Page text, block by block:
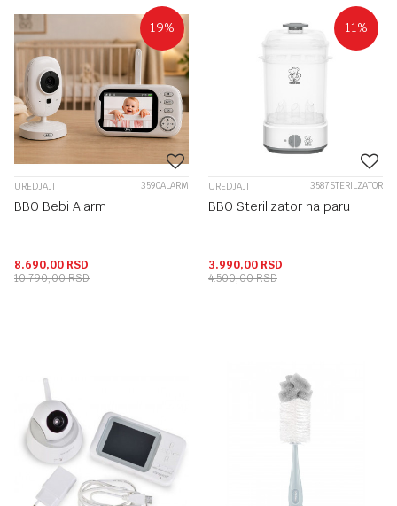
19%
UREDJAJI 3590ALARM
BBO Bebi Alarm
8.690,00 RSD
10.790,00RSD
11%
UREDJAJI 3587STERILZATOR
BBO Sterilizator na paru
3.990,00 RSD
4.500,00RSD